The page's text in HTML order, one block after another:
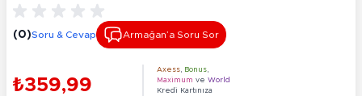
(0)Soru & Cevap Armağan’a Soru Sor
₺359,99
Axess Bonus
Maximum ve World
Kredi Kartınıza